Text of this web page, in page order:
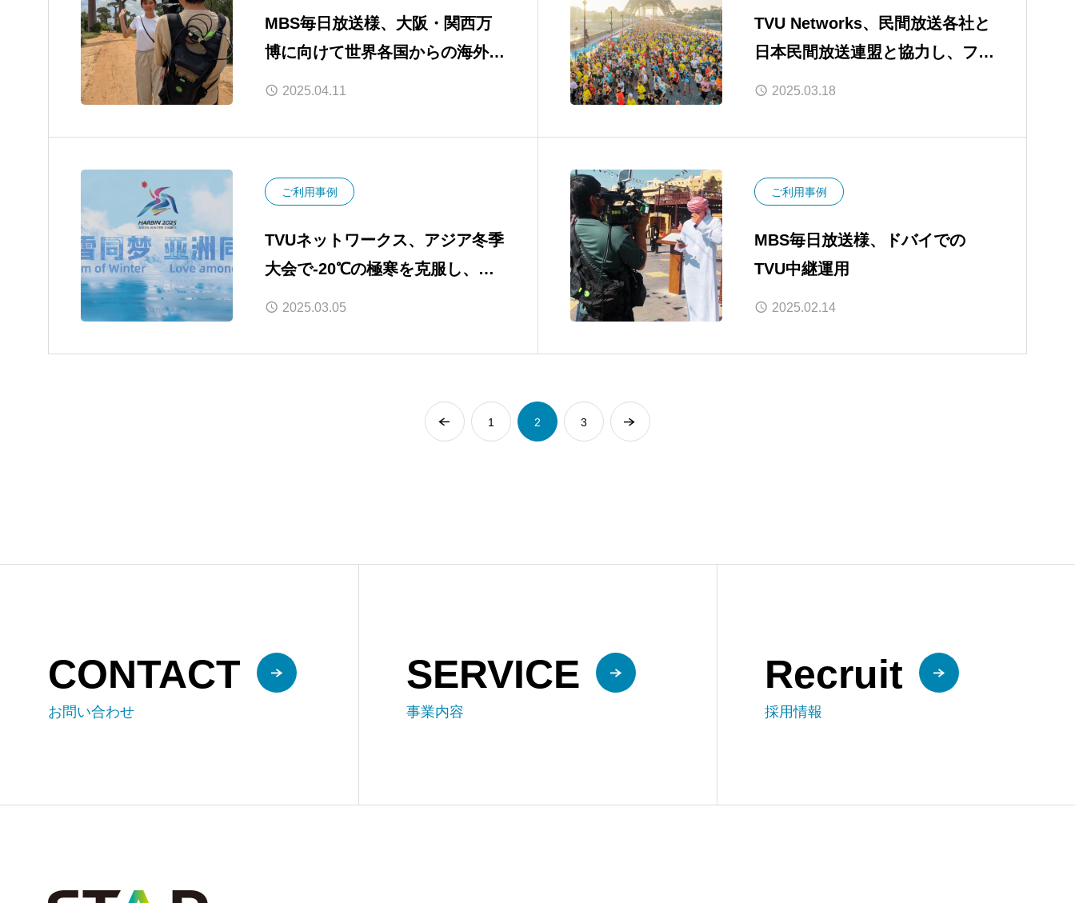
MBS毎日放送様、大阪・関西万
博に向けて世界各国からの海外中
継でのご利用事例
2025.04.11
TVU Networks、民間放送各社と
日本民間放送連盟と協力し、フラ
ンス・パリでの大型スポーツイベ
2025.03.18
ご利用事例
TVUネットワークス、アジア冬季
大会で-20℃の極寒を克服し、東
アジア主要メディアに完璧な放送
2025.03.05
ご利用事例
MBS毎日放送様、ドバイでの
TVU中継運用
2025.02.14
1 2 3
CONTACT
お問い合わせ
SERVICE
事業内容
Recruit
採用情報